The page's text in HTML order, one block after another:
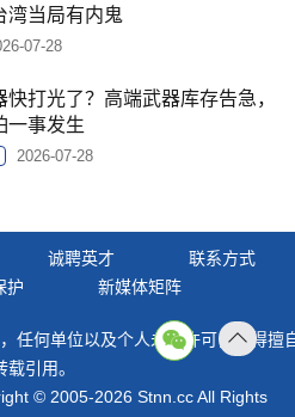
湾当局有内鬼
07-28
快打光了？高端武器库存告急，
一事发生
2026-07-28
诚聘英才
联系方式
护 新媒体矩阵
任何单位以及个人未经许可，不得擅
载引用。
© 2005-2026 Stnn.cc All Rights
顶部